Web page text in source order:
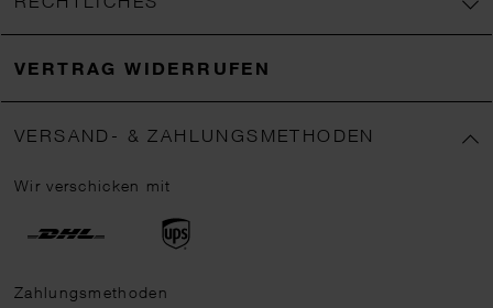
VERTRAG WIDERRUFEN
VERSAND- & ZAHLUNGSMETHODEN
Wir verschicken mit
Zahlungsmethoden